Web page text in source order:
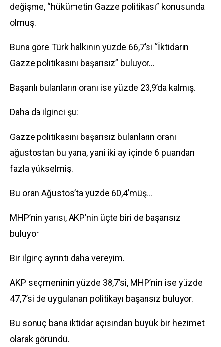
değişme, “hükümetin Gazze politikası” konusunda
olmuş.
Buna göre Türk halkının yüzde 66,7’si “İktidarın
Gazze politikasını başarısız” buluyor…
Başarılı bulanların oranı ise yüzde 23,9’da kalmış.
Daha da ilginci şu:
Gazze politikasını başarısız bulanların oranı
ağustostan bu yana, yani iki ay içinde 6 puandan
fazla yükselmiş.
Bu oran Ağustos’ta yüzde 60,4’müş…
MHP’nin yarısı, AKP’nin üçte biri de başarısız
buluyor
Bir ilginç ayrıntı daha vereyim.
AKP seçmeninin yüzde 38,7’si, MHP’nin ise yüzde
47,7’si de uygulanan politikayı başarısız buluyor.
Bu sonuç bana iktidar açısından büyük bir hezimet
olarak göründü.